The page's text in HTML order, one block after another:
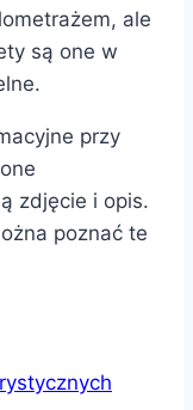
ale
są one w
przy
zdjęcie i opis.
poznać te